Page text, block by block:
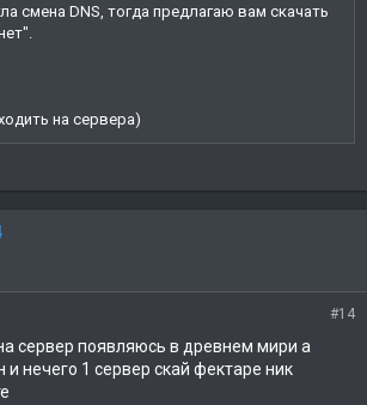
смена DNS, тогда предлагаю вам скачать
на сервера)
#14
сервер появляюсь в древнем мири а
нечего 1 сервер скай фектаре ник